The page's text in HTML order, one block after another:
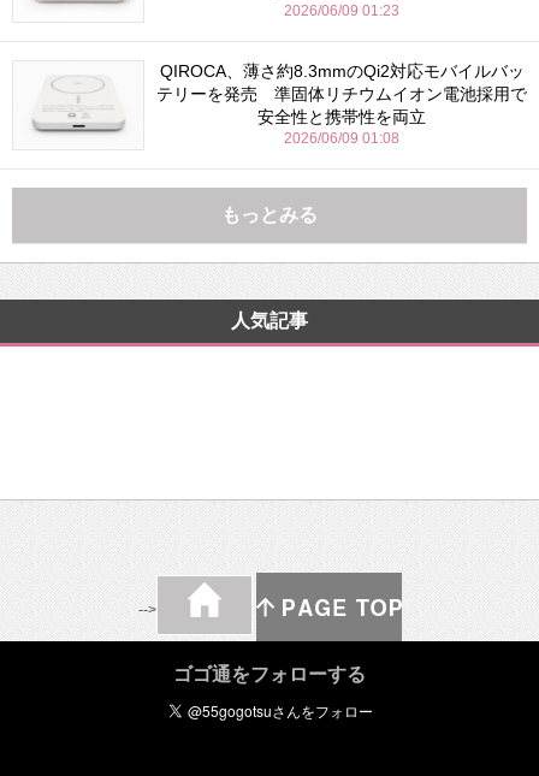
2026/06/09 01:23
QIROCA、薄さ約8.3mmのQi2対応モバイルバッ
テリーを発売 準固体リチウムイオン電池採用で
安全性と携帯性を両立
2026/06/09 01:08
もっとみる
人気記事
-->
ゴゴ通をフォローする